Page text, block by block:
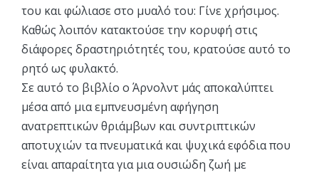
του και φώλιασε στο μυαλό του: Γίνε χρήσιμος.
Καθώς λοιπόν κατακτούσε την κορυφή στις
διάφορες δραστηριότητές του, κρατούσε αυτό το
ρητό ως φυλακτό.
Σε αυτό το βιβλίο ο Άρνολντ μάς αποκαλύπτει
μέσα από μια εμπνευσμένη αφήγηση
ανατρεπτικών θριάμβων και συντριπτικών
αποτυχιών τα πνευματικά και ψυχικά εφόδια που
είναι απαραίτητα για μια ουσιώδη ζωή με